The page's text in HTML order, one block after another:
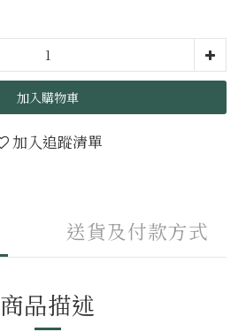
加入購物車
加入追蹤清單
送貨及付款方式
商品描述